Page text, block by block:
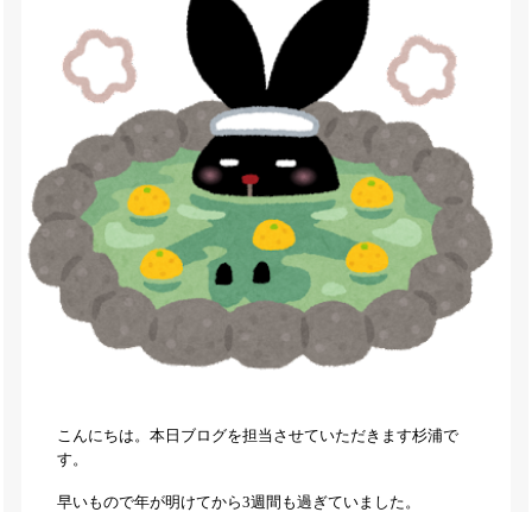
こんにちは。本日ブログを担当させていただきます杉浦で
す。
早いもので年が明けてから3週間も過ぎていました。